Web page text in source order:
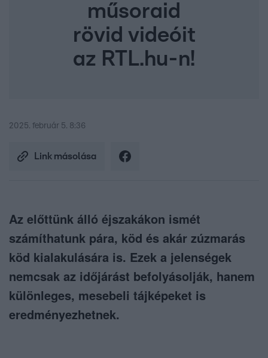
műsoraid
rövid videóit
az RTL.hu-n!
2025. február 5. 8:36
Link másolása
Az előttünk álló éjszakákon ismét
számíthatunk pára, köd és akár zúzmarás
köd kialakulására is. Ezek a jelenségek
nemcsak az időjárást befolyásolják, hanem
különleges, mesebeli tájképeket is
eredményezhetnek.